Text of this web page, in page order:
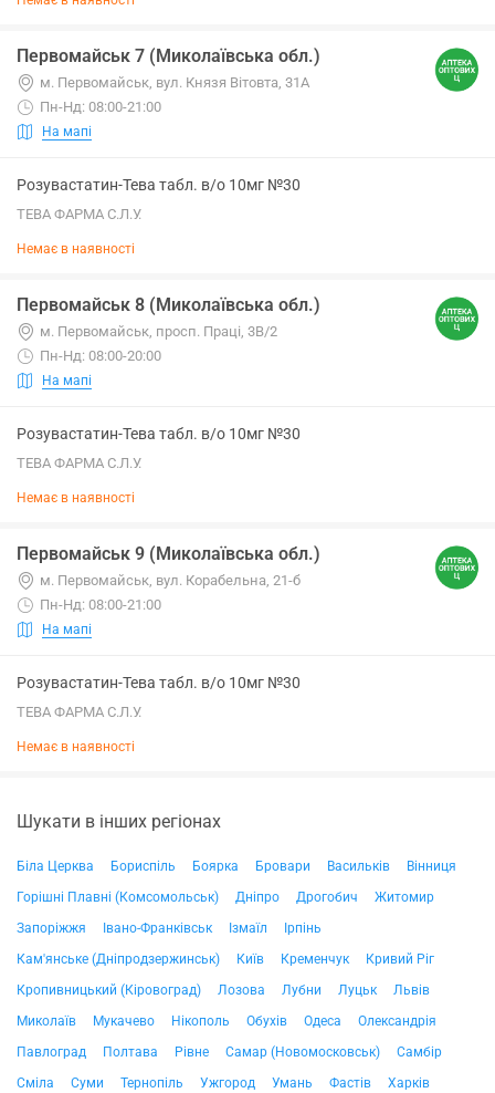
Первомайськ 7 (Миколаївська обл.)
м. Первомайськ, вул. Князя Вітовта, 31А
Пн-Нд: 08:00-21:00
На мапі
Розувастатин-Тева табл. в/о 10мг №30
ТЕВА ФАРМА С.Л.У.
Немає в наявності
Первомайськ 8 (Миколаївська обл.)
м. Первомайськ, просп. Праці, 3В/2
Пн-Нд: 08:00-20:00
На мапі
Розувастатин-Тева табл. в/о 10мг №30
ТЕВА ФАРМА С.Л.У.
Немає в наявності
Первомайськ 9 (Миколаївська обл.)
м. Первомайськ, вул. Корабельна, 21-б
Пн-Нд: 08:00-21:00
На мапі
Розувастатин-Тева табл. в/о 10мг №30
ТЕВА ФАРМА С.Л.У.
Немає в наявності
Шукати в інших регіонах
Біла Церква Бориспіль Боярка Бровари Васильків
Вінниця
Горішні Плавні (Комсомольськ)
Дніпро Дрогобич
Житомир
Запоріжжя
Івано-Франківськ Ізмаїл
Ірпінь
Кам'янське (Дніпродзержинськ)
Київ Кременчук
Кривий Ріг
Кропивницький (Кіровоград)
Лозова Лубни Луцьк
Львів
Миколаїв
Мукачево Нікополь Обухів Одеса
Олександрія
Павлоград
Полтава Рівне Самар (Новомосковськ)
Самбір
Сміла
Суми Тернопіль Ужгород Умань Фастів
Харків